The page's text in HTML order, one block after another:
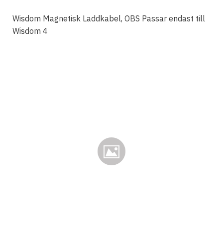
Wisdom Magnetisk Laddkabel, OBS Passar endast till
Wisdom 4